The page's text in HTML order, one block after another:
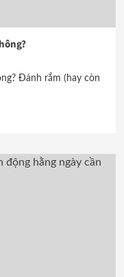
Đánh rắm (hay còn